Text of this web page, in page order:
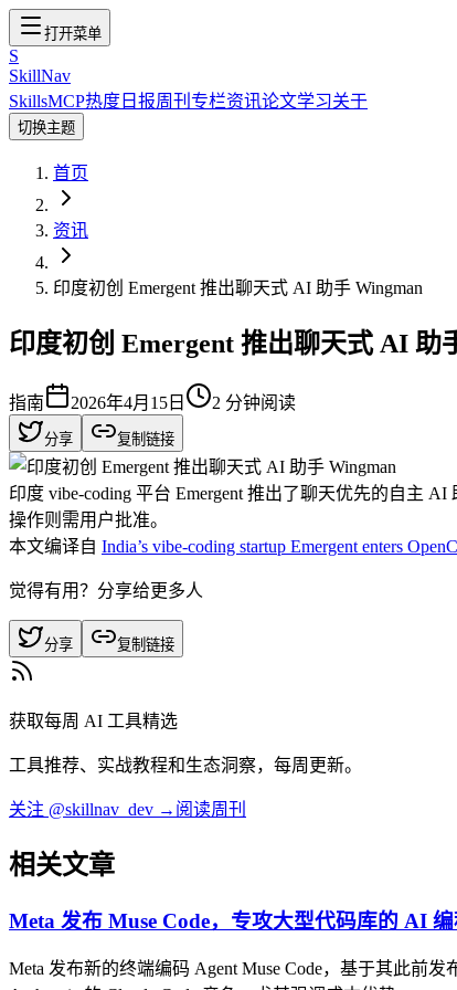
打开菜单
S
SkillNav
SkillsMCP热度 日报周刊 专栏资讯论文学习关于
切换主题
首页
资讯
印度初创 Emergent 推出聊天式 AI 助手 Wingman
印度初创 Emergent 推出聊天式 AI 助
指南 2026年4月15日 2 分钟阅读
分享 复制链接
印度 vibe-coding 平台 Emergent 推出了聊天优先的自主
操作则需用户批准。
本文编译自 India’s vibe-coding startup Emergent enters
觉得有用？分享给更多人
分享 复制链接
获取每周 AI 工具精选
工具推荐、实战教程和生态洞察，每周更新。
关注 @skillnav_dev → 阅读周刊
相关文章
Meta 发布 Muse Code，专攻大型代码库的 AI
Meta 发布新的终端编码 Agent Muse Code，基于其此前